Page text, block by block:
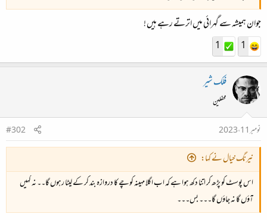
جوان ہمیشہ سے گہرائی میں اترتے رہے ہیں !
1
1
فلک شیر
محفلین
نومبر 11، 2023
#302
نیرنگ خیال نے کہا:
اس پوسٹ کو پڑھ کر اتنا دکھ ہوا ہے کہ اب اگلا مہینہ کوچے کا دروازہ بند کر کے لیٹا رہوں گا۔۔ نہ کہیں
آؤں گا نہ جاؤں گا۔۔۔ بس۔۔۔